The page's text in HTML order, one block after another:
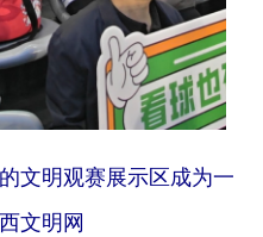
文明观赛展示区成为一
文明网